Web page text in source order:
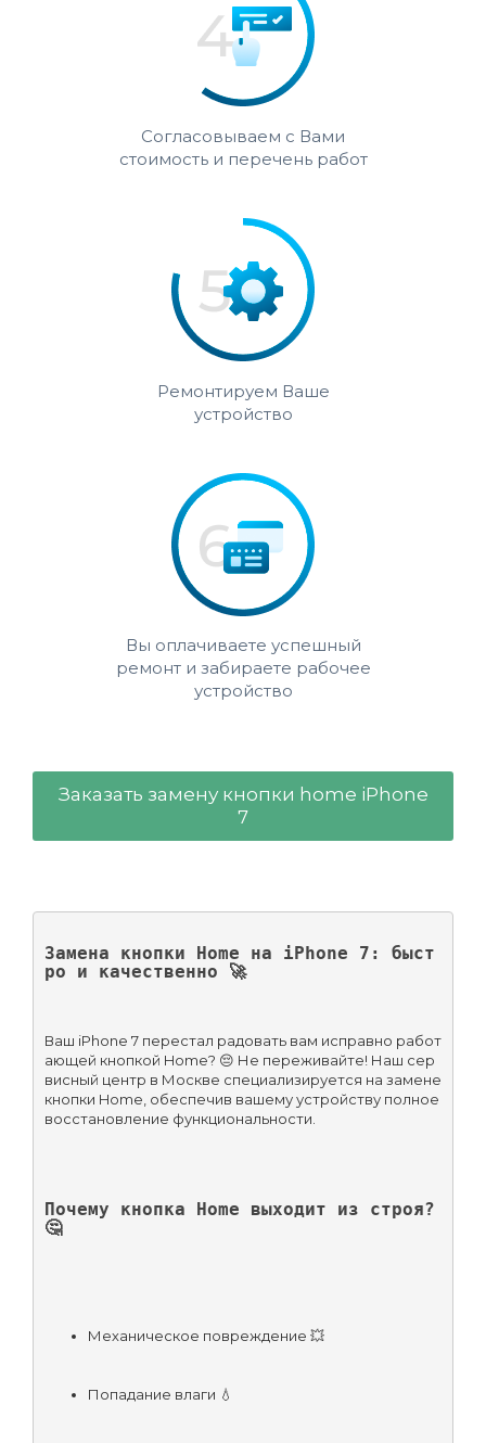
Согласовываем с Вами
стоимость и перечень работ
Ремонтируем Ваше
устройство
Вы оплачиваете успешный
ремонт и забираете рабочее
устройство
Заказать замену кнопки home iPhone
7
Замена кнопки Home на iPhone 7: быст
ро и качественно 🚀
Ваш iPhone 7 перестал радовать вам исправно работ
ающей кнопкой Home? 😔 Не переживайте! Наш сер
висный центр в Москве специализируется на замене
кнопки Home, обеспечив вашему устройству полное
восстановление функциональности.
Почему кнопка Home выходит из строя?
🤔
Механическое повреждение 💥
Попадание влаги 💧